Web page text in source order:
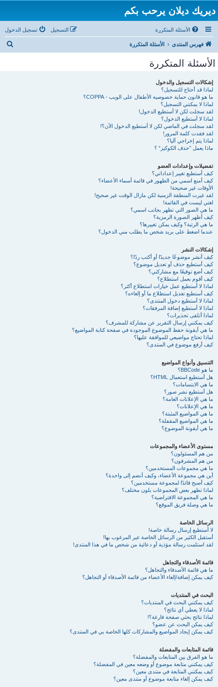
ديريك ديلان يرحب بكم
الأسئلة المتكررة تسجيل الدخول التسجيل
فهرس المنتدى الأسئلة المتكررة
الأسئلة المتكررة
إشكالات التسجيل والدخول
لماذا قد أحتاج للتسجيل؟
ما هو قانون حماية خصوصية الأطفال على الويب - COPPA؟
لماذا لا يمكنني التسجيل؟
لقد سجلت لكن لا أستطيع الدخول!
لماذا لا أستطيع الدخول؟
لقد سجلت في الماضي لكن لا أستطيع الدخول الآن؟!
لقد فقدت كلمة المرور!
لماذا يتم إخراجي آليا؟
ماذا يعمل ”حذف الكوكيز“ ؟
تفضيلات وإعدادات العضو
كيف أستطيع تغيير إعداداتي؟
كيف أمنع اسمي من الظهور في قائمة أسماء الأعضاء؟
الأوقات غير صحيحة!
لقد غيرت المنطقة الزمنية لكن مازال الوقت غير صحيح!
لغتي ليست في القائمة!
ما هي الصور التي تظهر بجانب اسمي؟
كيف أظهر الصورة الرمزية؟
ما هي الرتبة؟ وكيف يمكن تغييرها؟
عندما اضغط على بريد شخص ما يطلب مني الدخول؟
إشكالات النشر
كيف أنشر موضوعًا جديدًا أو أكتب ردًا؟
كيف أستطيع حذف أو تعديل موضوع؟
كيف أضع توقيعًا مع مشاركتي؟
كيف أقوم بعمل استطلاع؟
لماذا لا أستطيع عمل خيارات استطلاع أكثر؟
كيف أستطيع تعديل استطلاع ما أو إلغاءه؟
لماذا لا أستطيع دخول المنتدى؟
لماذا لا أستطيع إضافة المرفقات؟
لماذا أتلقى تحذيرات؟
كيف يمكنني إرسال التقرير عن مشاركة للمشرف؟
ما هي أيقونة حفظ الموضوع الموجودة في صفحة كتابة المواضيع؟
لماذا تحتاج مواضيعي للموافقة عليها؟
كيف أرفع موضوع في المنتدى؟
التنسيق وأنواع المواضيع
ما هو BBCode؟
هل أستطيع استعمال HTML؟
ما هي الابتسامات؟
هل أستطيع نشر صور؟
ما هي الإعلانات العامة؟
ما هي الإعلانات؟
ما هي المواضيع المثبتة؟
ما هي المواضيع المقفلة؟
ما هي أيقونة الموضوع؟
مستوى الأعضاء والمجموعات
من هم المسئولون؟
من هم المشرفون؟
ما هي مجموعات المستخدمين؟
أين هي مجموعة الأعضاء، وكيف أنضم إلى واحدة؟
كيف أصبح قائدًا لمجموعة مستخدمين؟
لماذا تظهر بعض المجموعات بلون مختلف؟
ما هي المجموعة الافتراضية؟
ما هي وصلة فريق الموقع؟
الرسائل الخاصة
لا أستطيع إرسال رسالة خاصة!
أستقبل الكثير من الرسائل الخاصة غير المرغوب بها!
لقد استلمت رسالة مؤذية أو دعائية من شخص ما في هذا المنتدى!
قائمة الأصدقاء والتجاهل
ما هي قائمة الأصدقاء والتجاهل؟
كيف يمكن إضافة/إلغاء الأعضاء من قائمة الأصدقاء أو التجاهل؟
البحث في المنتديات
كيف يمكنني البحث في المنتديات؟
لماذا لا يعطي أي نتائج؟
لماذا نتائج بحثي صفحة فارغة؟!
كيف يمكن البحث عن عضو؟
كيف يمكن إيجاد المواضيع والمشاركات كلها الخاصة بي في المنتدى؟
قائمة المتابعات والمفضلة
ما هو الفرق بين المتابعات والمفضلة؟
كيف يمكنني متابعة موضوع أو وضعه معين في المفضلة؟
كيف يمكنني المتابعة في منتدى معين؟
كيف يمكن إلغاء متابعة موضوع أو منتدى معين؟